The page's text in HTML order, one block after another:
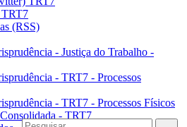
TRT7
(RSS)
- Justiça do Trabalho -
- TRT7 - Processos
- TRT7 - Processos Físicos
- TRT7